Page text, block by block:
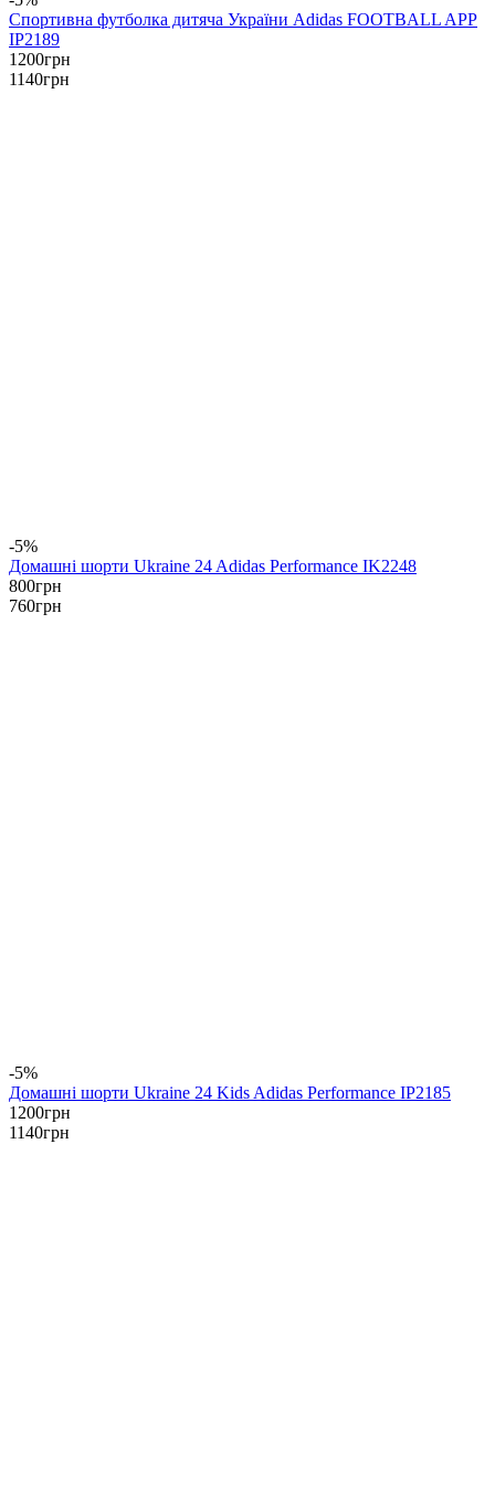
Спортивна футболка дитяча України Adidas FOOTBALL APP
IP2189
1200грн
1140грн
-5%
Домашні шорти Ukraine 24 Adidas Performance IK2248
800грн
760грн
-5%
Домашні шорти Ukraine 24 Kids Adidas Performance IP2185
1200грн
1140грн